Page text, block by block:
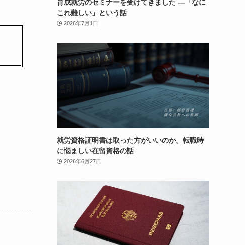
育成就労のセミナーを受けてきました ―「なに
これ難しい」という話
2026年7月1日
就労資格証明書は取った方がいいのか。転職時
に悩ましい在留資格の話
2026年6月27日